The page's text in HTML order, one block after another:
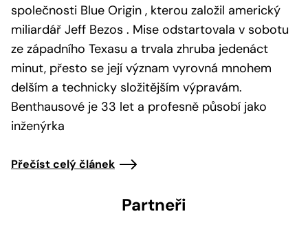
společnosti Blue Origin , kterou založil americký
miliardář Jeff Bezos . Mise odstartovala v sobotu
ze západního Texasu a trvala zhruba jedenáct
minut, přesto se její význam vyrovná mnohem
delším a technicky složitějším výpravám.
Benthausové je 33 let a profesně působí jako
inženýrka
Přečíst celý článek
Partneři